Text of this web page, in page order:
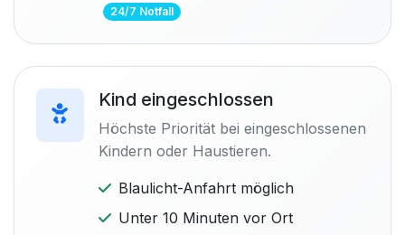
24/7 Notfall
Kind eingeschlossen
Höchste Priorität bei eingeschlossenen
Kindern oder Haustieren.
Blaulicht-Anfahrt möglich
Unter 10 Minuten vor Ort